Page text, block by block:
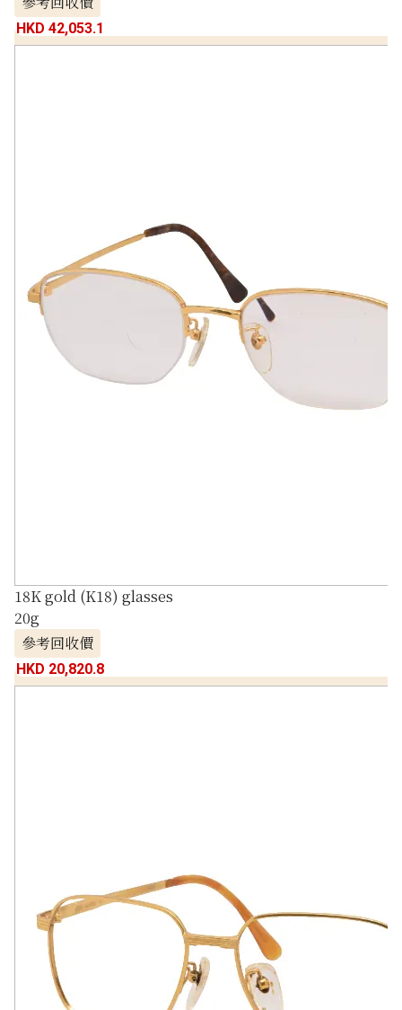
HKD 42,053.1
18K gold (K18) glasses
20g
參考回收價
HKD 20,820.8